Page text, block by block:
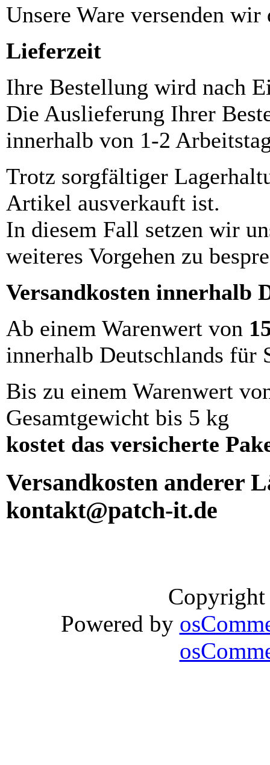
Unsere Ware versenden
Lieferzeit
Ihre Bestellung wird nach
Die Auslieferung Ihrer
innerhalb von 1-2
Trotz sorgfältiger
Artikel ausverkauft ist.
In diesem Fall setzen wir
weiteres Vorgehen zu
Versandkosten innerhalb
Ab einem Warenwert von
innerhalb Deutschlands für
Bis zu einem Warenwert
Gesamtgewicht bis 5 kg
kostet das versicherte
Versandkosten anderer
kontakt@patch-it.de
Powered by